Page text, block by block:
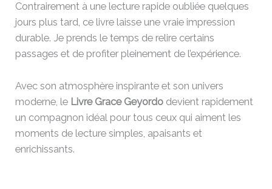
Contrairement à une lecture rapide oubliée quelques
jours plus tard, ce livre laisse une vraie impression
durable. Je prends le temps de relire certains
passages et de profiter pleinement de l’expérience.
Avec son atmosphère inspirante et son univers
moderne, le Livre Grace Geyordo devient rapidement
un compagnon idéal pour tous ceux qui aiment les
moments de lecture simples, apaisants et
enrichissants.